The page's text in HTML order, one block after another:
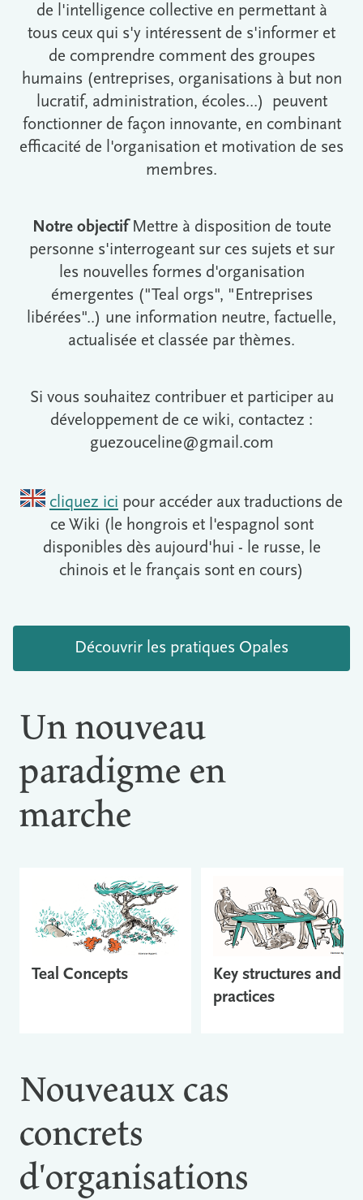
de l'intelligence collective en permettant à
tous ceux qui s'y intéressent de s'informer et
de comprendre comment des groupes
humains (entreprises, organisations à but non
lucratif, administration, écoles...) peuvent
fonctionner de façon innovante, en combinant
efficacité de l'organisation et motivation de ses
membres.
Notre objectifMettre à disposition de toute
personne s'interrogeant sur ces sujets et sur
les nouvelles formes d'organisation
émergentes ("Teal orgs", "Entreprises
libérées"..) une information neutre, factuelle,
actualisée et classée par thèmes.
Si vous souhaitez contribuer et participer au
développement de ce wiki, contactez :
guezouceline@gmail.com
cliquez ici pour accéder aux traductions de
ce Wiki (le hongrois et l'espagnol sont
disponibles dès aujourd'hui - le russe, le
chinois et le français sont en cours)
Découvrir les pratiques Opales
Un nouveau
paradigme en
marche
Teal Concepts
Key structures and
practices
Nouveaux cas
concrets
d'organisations